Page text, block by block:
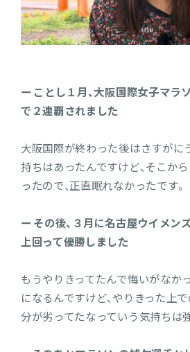
ー ことし１月、大阪国際女子マラ
で２連覇されました
大阪国際が終わった後はさすがに
持ちはあったんですけど、そこか
ったので、正直眠れなかったです。
ー その後、３月に名古屋ウイメン
上回って優勝しました
もうやりきってたんで悔いがなか
になるんですけど、やりきった上
分が劣ってたなっていう気持ちは